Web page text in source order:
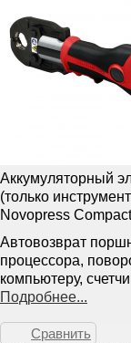
Аккумуляторный
(только
Novopress
Автовозврат
процессора,
компьютеру,
Подробнее...
Сравнить